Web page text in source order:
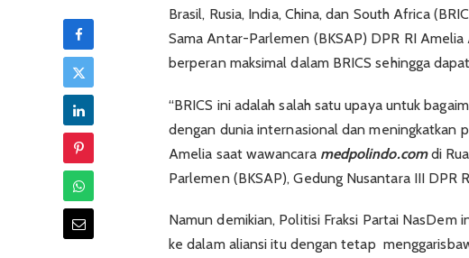
Brasil, Rusia, India, China, dan South Africa
Sama Antar-Parlemen (BKSAP) DPR RI
berperan maksimal dalam BRICS sehingga
“BRICS ini adalah salah satu upaya untuk
dengan dunia internasional dan meningkatkan
Amelia saat wawancara medpolindo.comdi
Parlemen (BKSAP), Gedung Nusantara III DPR
Namun demikian, Politisi Fraksi Partai NasDem
ke dalam aliansi itu dengan tetap